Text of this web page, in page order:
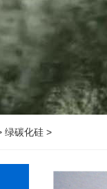
绿碳化硅 >